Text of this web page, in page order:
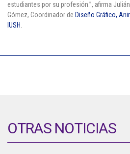
estudiantes por su profesión.”, afirma
Gómez, Coordinador de Diseño Gráfico,
IUSH.
OTRAS NOTICIAS